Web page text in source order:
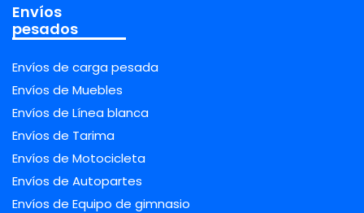
Envíos
pesados
Envíos de carga pesada
Envíos de Muebles
Envíos de Línea blanca
Envíos de Tarima
Envíos de Motocicleta
Envíos de Autopartes
Envíos de Equipo de gimnasio